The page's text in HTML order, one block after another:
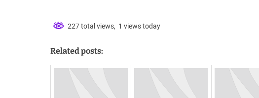
227 total views, 1 views today
Related posts: